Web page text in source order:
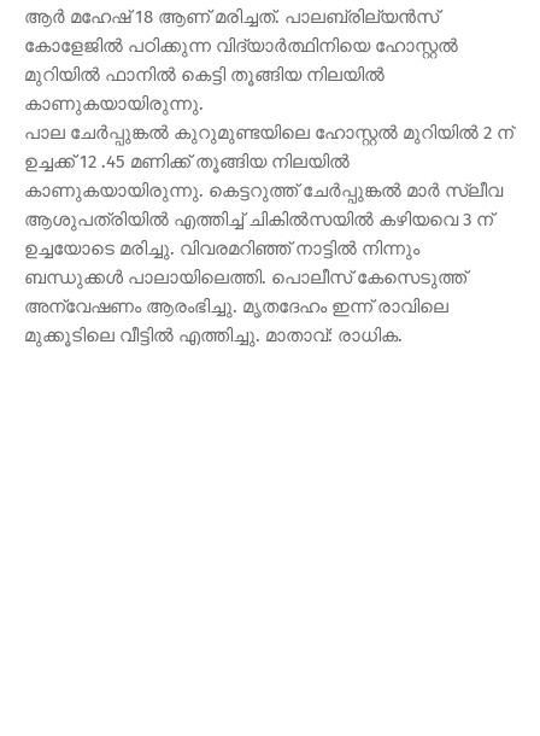
ആർ മഹേഷ് 18 ആണ് മരിച്ചത്. പാലബ്രില്യൻസ്
കോളേജിൽ പഠിക്കുന്ന വിദ്യാർത്ഥിനിയെ ഹോസ്റ്റൽ
മുറിയിൽ ഫാനിൽ കെട്ടി തൂങ്ങിയ നിലയിൽ
കാണുകയായിരുന്നു.
പാല ചേർപ്പുങ്കൽ കുറുമുണ്ടയിലെ ഹോസ്റ്റൽ മുറിയിൽ 2 ന്
ഉച്ചക്ക് 12 .45 മണിക്ക് തൂങ്ങിയ നിലയിൽ
കാണുകയായിരുന്നു. കെട്ടറുത്ത് ചേർപ്പുങ്കൽ മാർ സ്ലീവ
ആശുപത്രിയിൽ എത്തിച്ച് ചികിൽസയിൽ കഴിയവെ 3 ന്
ഉച്ചയോടെ മരിച്ചു. വിവരമറിഞ്ഞ് നാട്ടിൽ നിന്നും
ബന്ധുക്കൾ പാലായിലെത്തി. പൊലീസ് കേസെടുത്ത്
അന്വേഷണം ആരംഭിച്ചു. മൃതദേഹം ഇന്ന് രാവിലെ
മുക്കൂടിലെ വീട്ടിൽ എത്തിച്ചു. മാതാവ്: രാധിക.